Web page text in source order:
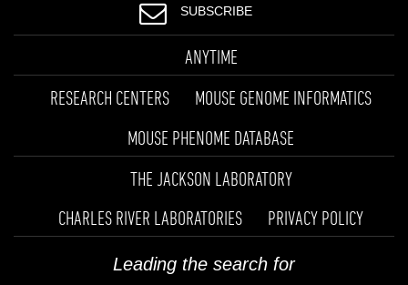
SUBSCRIBE
ANYTIME
RESEARCH CENTERS
MOUSE GENOME INFORMATICS
MOUSE PHENOME DATABASE
THE JACKSON LABORATORY
CHARLES RIVER LABORATORIES
PRIVACY POLICY
Leading the search for